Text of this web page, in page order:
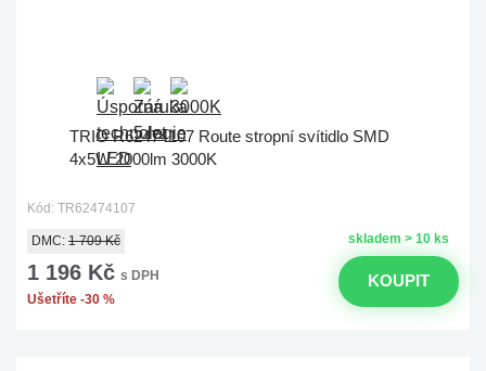
TRIO R62474107 Route stropní svítidlo SMD
4x5W 2000lm 3000K
Kód: TR62474107
skladem > 10 ks
DMC: 1 709 Kč
1 196 Kč s DPH
Ušetříte -30 %
KOUPIT